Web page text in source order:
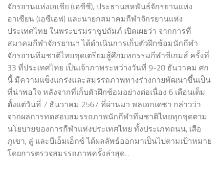
จักรยานแห่งเอเชีย (เอซีซี), ประธานสหพันธ์จักรยานแห่ง
อาเซียน (เอซีเอฟ) และนายกสมาคมกีฬาจักรยานแห่ง
ประเทศไทย ในพระบรมราชูปถัมภ์ เปิดเผยว่า จากการที่
สมาคมกีฬาจักรยานฯ ได้ดำเนินการเก็บตัวฝึกซ้อมนักกีฬา
จักรยานทีมชาติไทยชุดเตรียมสู้ศึกมหกรรมกีฬาซีเกมส์ ครั้งที่
33 ที่ประเทศไทย เป็นเจ้าภาพระหว่างวันที่ 9-20 ธันวาคม ศก
นี้ มีความแข็งแกร่งและสมรรถภาพทางร่างกายพัฒนาขึ้นเป็น
ที่น่าพอใจ หลังจากที่เก็บตัวฝึกซ้อมอย่างต่อเนื่อง 6 เดือนเต็ม
ตั้งแต่วันที่ 7 ธันวาคม 2567 ที่ผ่านมา พลเอกเดชา กล่าวว่า
จากผลการทดสอบสมรรถภาพนักกีฬาทีมชาติไทยทุกชุดตาม
นโยบายของการกีฬาแห่งประเทศไทย ทั้งประเภทถนน, เสือ
ภูเขา, ลู่ และบีเอ็มเอ็กซ์ ได้ผลลัพธ์ออกมาเป็นไปตามเป้าหมาย
โดยการตรวจสมรรถภาพครั้งล่าสุด...